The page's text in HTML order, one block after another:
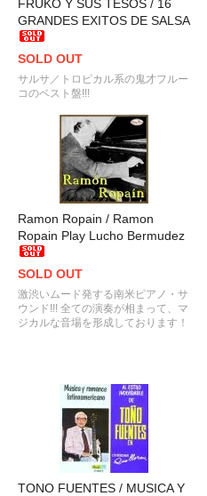
FRUKO Y SUS TESOS / 16
GRANDES EXITOS DE SALSA
SOLD OUT
サルサ／トロピカル系の鬼才フルー
コのベスト盤!!!
Ramon Ropain / Ramon
Ropain Play Lucho Bermudez
SOLD OUT
激渋いムード発する南米ピアノ・サ
ウンド!!! 全ての演奏が相まって、マ
ジカルな音場を形成しております！
TONO FUENTES / MUSICA Y